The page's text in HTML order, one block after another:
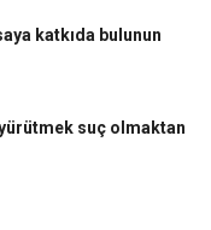
katkıda bulunun
suç olmaktan